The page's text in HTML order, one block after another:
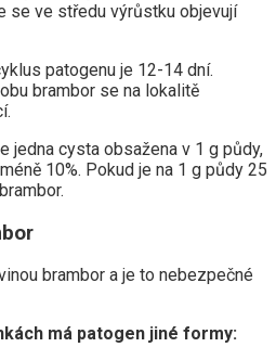
se ve středu výrůstku objevují
patogenu je 12-14 dní.
brambor se na lokalitě
jedna cysta obsažena v 1 g půdy,
10%. Pokud je na 1 g půdy 25
má patogen jiné formy: